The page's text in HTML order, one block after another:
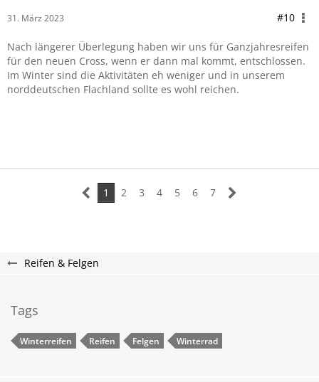
31. März 2023 #10
Nach längerer Überlegung haben wir uns für Ganzjahresreifen
für den neuen Cross, wenn er dann mal kommt, entschlossen.
Im Winter sind die Aktivitäten eh weniger und in unserem
norddeutschen Flachland sollte es wohl reichen.
1 2 3 4 5 6 7
Reifen & Felgen
Tags
Winterreifen Reifen Felgen Winterrad